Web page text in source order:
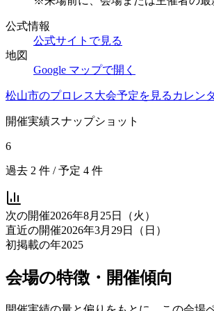
公式情報
公式サイトで見る
地図
Google マップで開く
松山市のプロレス大会予定を見る カレン
開催実績スナップショット
6
過去 2 件 / 予定 4 件
次の開催2026年8月25日（火）
直近の開催2026年3月29日（日）
初掲載の年2025
会場の特徴・開催傾向